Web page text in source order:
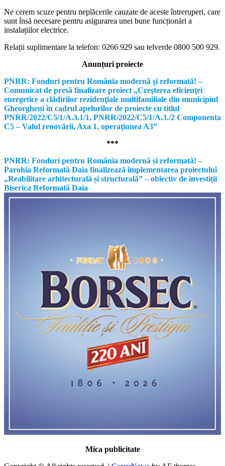
Ne cerem scuze pentru neplăcerile cauzate de aceste întreruperi, care
sunt însă necesare pentru asigurarea unei bune funcționări a
instalațiilor electrice.
Relații suplimentare la telefon: 0266 929 sau telverde 0800 500 929.
Anunțuri proiecte
PNRR: Fonduri pentru România modernă şi reformată! –
Comunicat de presă finalizare proiect „Creşterea eficienţei
energetice a clădirilor rezidenţiale multifamiliale din municipiul
Gheorgheni în cadrul apelurilor de proiecte cu titlul
PNRR/2022/C5/1/A.3.1/1, PNRR/2022/C5/1/A.3./2 Componenta
C5 – Valul renovării, Axa 1, operaţiunea A3”
***
PNRR: Fonduri pentru România modernă și reformată! –
Parohia Reformată Daia finalizează implementarea proiectului
„Reabilitare arhitecturală și structurală” – obiectiv de investiții
Biserica Reformată Daia
Mica publicitate